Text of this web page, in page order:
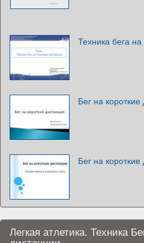
Техника бега
Бег на
Бег на
Легкая атлетика. Техника